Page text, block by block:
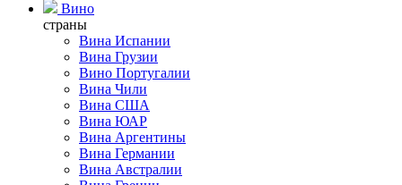
Вино
страны
Вина Испании
Вина Грузии
Вино Португалии
Вина Чили
Вина США
Вина ЮАР
Вина Аргентины
Вина Германии
Вина Австралии